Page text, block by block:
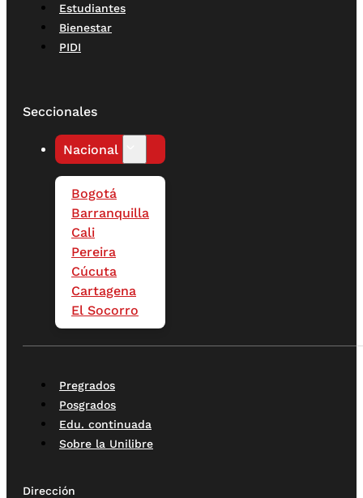
Estudiantes
Bienestar
PIDI
Seccionales
Nacional
Bogotá
Barranquilla
Cali
Pereira
Cúcuta
Cartagena
El Socorro
Pregrados
Posgrados
Edu. continuada
Sobre la Unilibre
Dirección